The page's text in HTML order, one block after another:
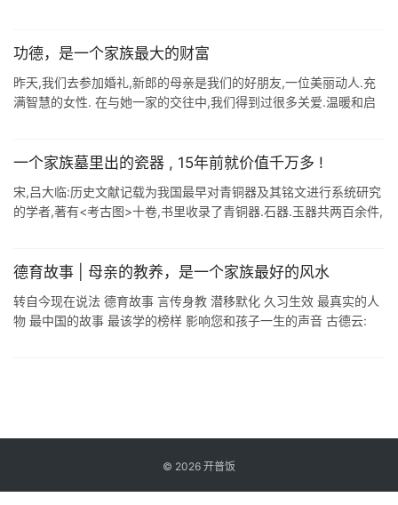
功德，是一个家族最大的财富
昨天,我们去参加婚礼,新郎的母亲是我们的好朋友,一位美丽动人.充
满智慧的女性. 在与她一家的交往中,我们得到过很多关爱.温暖和启
一个家族墓里出的瓷器 , 15年前就价值千万多 !
宋,吕大临:历史文献记载为我国最早对青铜器及其铭文进行系统研究
的学者,著有<考古图>十卷,书里收录了青铜器.石器.玉器共两百余件,
德育故事 | 母亲的教养，是一个家族最好的风水
转自今现在说法 德育故事 言传身教 潜移默化 久习生效 最真实的人
物 最中国的故事 最该学的榜样 影响您和孩子一生的声音 古德云:
© 2026 开普饭